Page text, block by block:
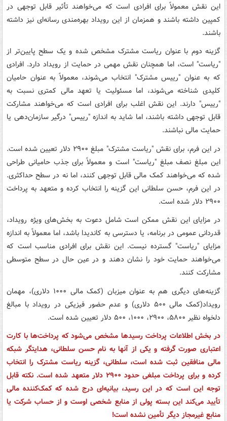
این نقش معمولاً برای افرادی است که می‌خواهند تأثیر قابل توجهی در
کمپین داشته باشند و همزمان از این رویداد بهره‌مندی رسانه‌ای نیز داشته
باشند.
گزینه دوم با عنوان ریاست مشترک مشخص شده و یک سطح پایین‌تر از
"ریاست" است، اما همچنان نقش مهمی در حمایت از رویداد دارد. افرادی
که به عنوان "رییس مشترک" انتخاب می‌شوند، معمولاً به عنوان حامیان
کلیدی شناخته می‌شوند، اما مسئولیت یا تعهد مالی کمتری نسبت به
"رییس" دارند. این نقش اغلب برای افرادی است که می‌خواهند مشارکت
قابل توجهی داشته باشند، اما شاید به اندازه "رییس" درگیر سازمان‌دهی یا
حمایت مالی نباشند.
در این فرم، برای نقش "ریاست مشترک" مبلغ ۲۹۰۰ دلار تعیین شده است.
این مبلغ نصف مبلغ "ریاست" است و معمولاً برای جذب حامیانی طراحی
شده که می‌خواهند کمک مالی قابل توجهی کنند، اما نه در سطح حداکثری.
در این فرم، حسن سلطانی این گزینه را انتخاب کرده و متعهد به پرداخت
۲۹۰۰ دلار شده است.
در مزایای این نقش ممکن است شامل دعوت به بخش‌های ویژه رویداد،
قدردانی عمومی در برنامه، یا دسترسی به کاندیدا باشد، اما معمولاً به اندازه
مزایای "ریاست" گسترده نیست. این نقش برای افرادی مناسب است که
می‌خواهند حمایت خود را نشان دهند و در عین حال در سطح متوسطی
مشارکت کنند.
گزینه‌های دیگری هم به عنوان میزبان (کمک مالی ۱۰۰۰ دلاری)، مهمان
رویداد(کمک مالی ۵۰۰ دلاری) و عدم حضور فیزیکی در رویداد با مبالغ
دلخواه نظیر ۵۸۰۰، ۲۹۰۰، ۱۰۰۰، ۵۰۰ دلار تعیین شده است.
در بخش اطلاعات پرداخت رسیدها مشخص می‌شود که پرداخت‌ها با کارت
اعتباری صورت گرفته و یکی از آنها به نام حسن سلطانی، هدایتگر شبکه
مالی منافقین ثبت شده است، سلطانی، گزینه ریاست مشترک را انتخاب
کرده و برای پرداخت مبلغی حدود ۲۹۰۰ دلار متعهد شده است. نکته قابل
توجه این است که در این رسید، بیانیه‌ای درج شده که کمک‌کننده مالی
تأیید می‌کند این بسته پولی از منابع شخصی اوست و از حساب شرکت یا
منابع غیرمجاز دیگر تأمین نشده است!